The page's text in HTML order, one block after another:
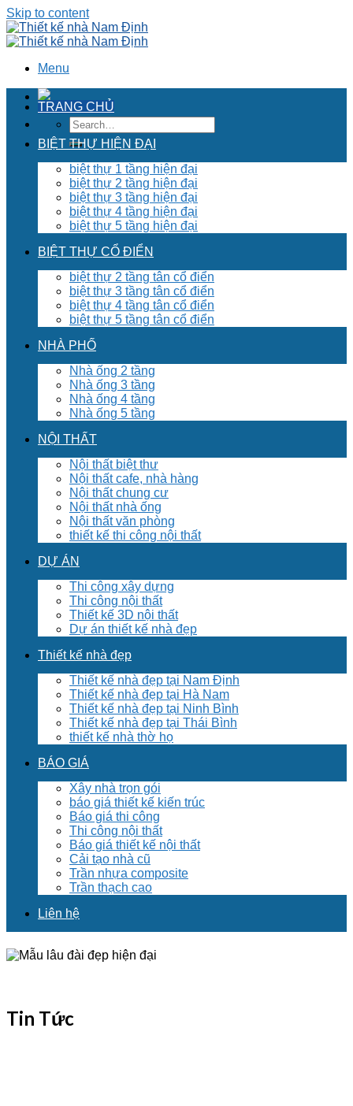
Skip to content
Menu
TRANG CHỦ
BIỆT THỰ HIỆN ĐẠI
biệt thự 1 tầng hiện đại
biệt thự 2 tầng hiện đại
biệt thự 3 tầng hiện đại
biệt thự 4 tầng hiện đại
biệt thự 5 tầng hiện đại
BIỆT THỰ CỔ ĐIỂN
biệt thự 2 tầng tân cổ điển
biệt thự 3 tầng tân cổ điển
biệt thự 4 tầng tân cổ điển
biệt thự 5 tầng tân cổ điển
NHÀ PHỐ
Nhà ống 2 tầng
Nhà ống 3 tầng
Nhà ống 4 tầng
Nhà ống 5 tầng
NỘI THẤT
Nội thất biệt thư
Nội thất cafe, nhà hàng
Nội thất chung cư
Nội thất nhà ống
Nội thất văn phòng
thiết kế thi công nội thất
DỰ ÁN
Thi công xây dựng
Thi công nội thất
Thiết kế 3D nội thất
Dự án thiết kế nhà đẹp
Thiết kế nhà đẹp
Thiết kế nhà đẹp tại Nam Định
Thiết kế nhà đẹp tại Hà Nam
Thiết kế nhà đẹp tại Ninh Bình
Thiết kế nhà đẹp tại Thái Bình
thiết kế nhà thờ họ
BÁO GIÁ
Xây nhà trọn gói
báo giá thiết kế kiến trúc
Báo giá thi công
Thi công nội thất
Báo giá thiết kế nội thất
Cải tạo nhà cũ
Trần nhựa composite
Trần thạch cao
Liên hệ
Tin Tức